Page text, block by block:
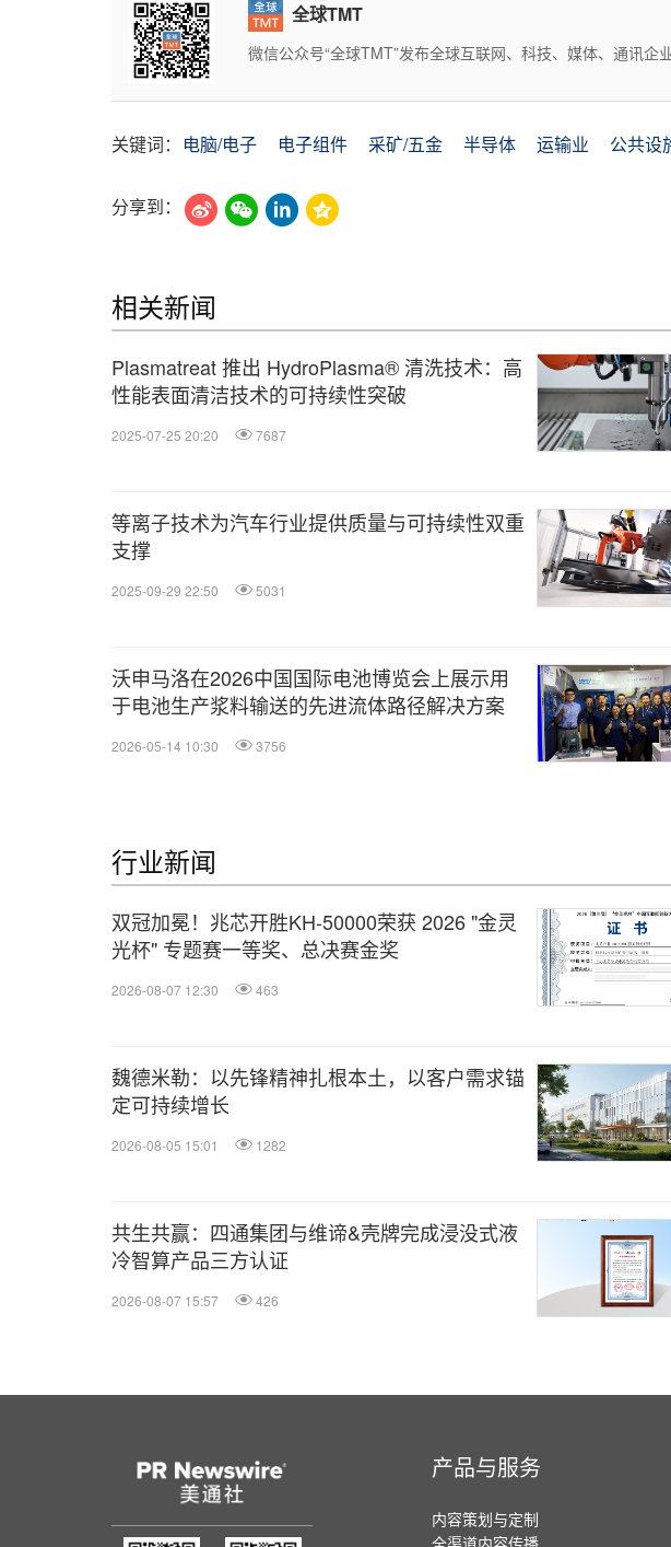
全球TMT
微信公众号“全球TMT”发布全球互联网、科技、媒体、通讯企
关键词： 电脑/电子 电子组件 采矿/五金 半导体 运输业 公共设
分享到：
相关新闻
Plasmatreat 推出 HydroPlasma® 清洗技术：高
性能表面清洁技术的可持续性突破
2025-07-25 20:20 7687
等离子技术为汽车行业提供质量与可持续性双重
支撑
2025-09-29 22:50 5031
沃申马洛在2026中国国际电池博览会上展示用
于电池生产浆料输送的先进流体路径解决方案
2026-05-14 10:30 3756
行业新闻
双冠加冕！兆芯开胜KH‑50000荣获 2026 "金灵
光杯" 专题赛一等奖、总决赛金奖
2026-08-07 12:30 463
魏德米勒：以先锋精神扎根本土，以客户需求锚
定可持续增长
2026-08-05 15:01 1282
共生共赢：四通集团与维谛&壳牌完成浸没式液
冷智算产品三方认证
2026-08-07 15:57 426
产品与服务
内容策划与定制
全渠道内容传播